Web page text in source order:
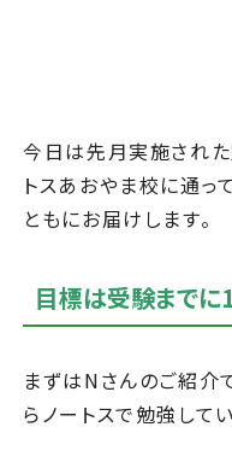
今日は先月実施された
トスあおやま校に通っ
ともにお届けします。
目標は受験までに
まずはNさんのご紹介
らノートスで勉強してい